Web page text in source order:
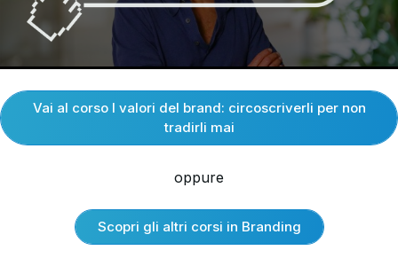
Vai al corso I valori del brand: circoscriverli per non
tradirli mai
oppure
Scopri gli altri corsi in Branding